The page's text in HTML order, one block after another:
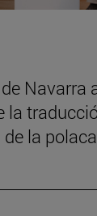
Navarra
la
de la